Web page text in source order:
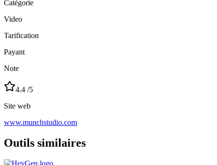
Catégorie
Video
Tarification
Payant
Note
4.4 /5
Site web
www.munchstudio.com
Outils similaires